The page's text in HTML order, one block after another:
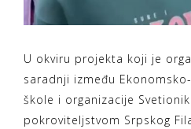
U okviru projekta koji je
saradnji između
škole i organizacije
pokroviteljstvom Srpskog